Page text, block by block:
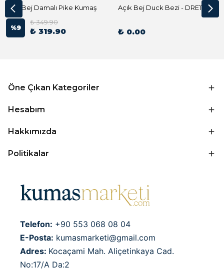
Açık Bej Damalı Pike Kumaş
%9
₺ 349.90
₺ 319.90
Açık Bej Duck Bezi - DRE1144 Kumaş Peçete
₺ 0.00
Öne Çıkan Kategoriler
Hesabım
Hakkımızda
Politikalar
Telefon: +90 553 068 08 04
E-Posta: kumasmarketi@gmail.com
Adres: Kocaçami Mah. Aliçetinkaya Cad.
No:17/A Da:2